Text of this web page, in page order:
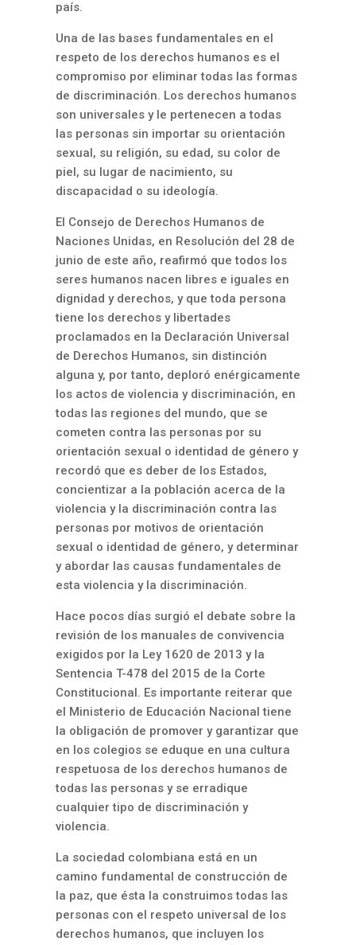
país.
Una de las bases fundamentales en el
respeto de los derechos humanos es el
compromiso por eliminar todas las formas
de discriminación. Los derechos humanos
son universales y le pertenecen a todas
las personas sin importar su orientación
sexual, su religión, su edad, su color de
piel, su lugar de nacimiento, su
discapacidad o su ideología.
El Consejo de Derechos Humanos de
Naciones Unidas, en Resolución del 28 de
junio de este año, reafirmó que todos los
seres humanos nacen libres e iguales en
dignidad y derechos, y que toda persona
tiene los derechos y libertades
proclamados en la Declaración Universal
de Derechos Humanos, sin distinción
alguna y, por tanto, deploró enérgicamente
los actos de violencia y discriminación, en
todas las regiones del mundo, que se
cometen contra las personas por su
orientación sexual o identidad de género y
recordó que es deber de los Estados,
concientizar a la población acerca de la
violencia y la discriminación contra las
personas por motivos de orientación
sexual o identidad de género, y determinar
y abordar las causas fundamentales de
esta violencia y la discriminación.
Hace pocos días surgió el debate sobre la
revisión de los manuales de convivencia
exigidos por la Ley 1620 de 2013 y la
Sentencia T-478 del 2015 de la Corte
Constitucional. Es importante reiterar que
el Ministerio de Educación Nacional tiene
la obligación de promover y garantizar que
en los colegios se eduque en una cultura
respetuosa de los derechos humanos de
todas las personas y se erradique
cualquier tipo de discriminación y
violencia.
La sociedad colombiana está en un
camino fundamental de construcción de
la paz, que ésta la construimos todas las
personas con el respeto universal de los
derechos humanos, que incluyen los